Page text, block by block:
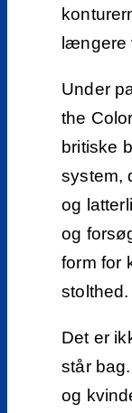
længere
Under
the
britiske
system,
og
og
form for
stolthed.
Det er
står
og